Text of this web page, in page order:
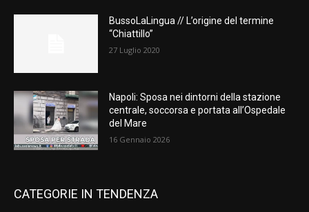
BussoLaLingua // L’origine del termine
“Chiattillo”
27 Luglio 2020
Napoli: Sposa nei dintorni della stazione
centrale, soccorsa e portata all’Ospedale
del Mare
16 Gennaio 2026
CATEGORIE IN TENDENZA